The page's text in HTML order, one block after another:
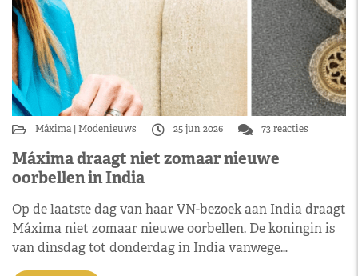
Máxima Modenieuws 25 jun 2026 73 reacties
Máxima draagt niet zomaar nieuwe
oorbellen in India
Op de laatste dag van haar VN-bezoek aan India draagt
Máxima niet zomaar nieuwe oorbellen. De koningin is
van dinsdag tot donderdag in India vanwege…